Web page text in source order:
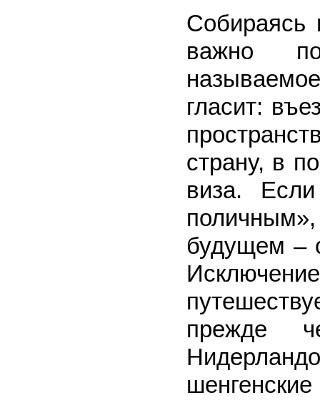
Собираясь
важно
гласит:
страну, в
виза.
будущем –
прежде
шенгенские